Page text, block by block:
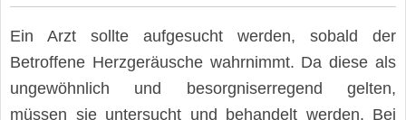
Ein Arzt sollte aufgesucht werden, sobald der
Betroffene Herzgeräusche wahrnimmt. Da diese als
ungewöhnlich und besorgniserregend gelten,
müssen sie untersucht und behandelt werden. Bei